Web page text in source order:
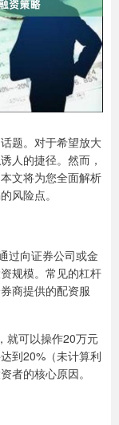
题。对于希望放大
人的捷径。然而，
文将为您全面解析
风险点。
过向证券公司或金
规模。常见的杠杆
商提供的配资服
就可以操作20万元
到20%（未计算利
者的核心原因。